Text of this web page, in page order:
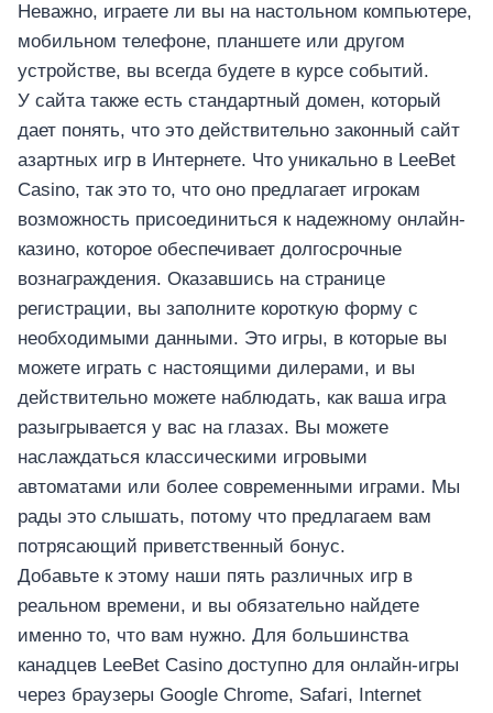
Неважно, играете ли вы на настольном компьютере,
мобильном телефоне, планшете или другом
устройстве, вы всегда будете в курсе событий.
У сайта также есть стандартный домен, который
дает понять, что это действительно законный сайт
азартных игр в Интернете. Что уникально в LeeBet
Casino, так это то, что оно предлагает игрокам
возможность присоединиться к надежному онлайн-
казино, которое обеспечивает долгосрочные
вознаграждения. Оказавшись на странице
регистрации, вы заполните короткую форму с
необходимыми данными. Это игры, в которые вы
можете играть с настоящими дилерами, и вы
действительно можете наблюдать, как ваша игра
разыгрывается у вас на глазах. Вы можете
наслаждаться классическими игровыми
автоматами или более современными играми. Мы
рады это слышать, потому что предлагаем вам
потрясающий приветственный бонус.
Добавьте к этому наши пять различных игр в
реальном времени, и вы обязательно найдете
именно то, что вам нужно. Для большинства
канадцев LeeBet Casino доступно для онлайн-игры
через браузеры Google Chrome, Safari, Internet